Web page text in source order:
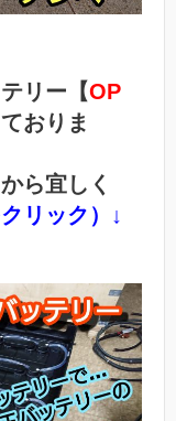
リー【OP
おりま
ら宜しく
クリック）↓